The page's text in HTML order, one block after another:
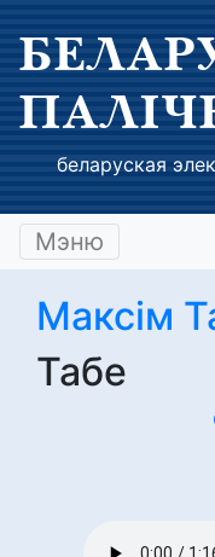
беларуская
Мэню
Максім
Табе